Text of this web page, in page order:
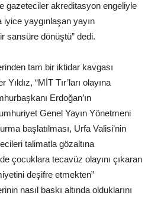
gazeteciler akreditasyon engeliyle
iyice yaygınlaşan yayın
sansüre dönüştü” dedi.
tam bir iktidar kavgası
“MİT Tır’ları olayına
Erdoğan’ın
Genel Yayın Yönetmeni
başlatılması, Urfa Valisi’nin
talimatla gözaltına
çocuklara tecavüz olayını çıkaran
deşifre etmekten”
nasıl baskı altında olduklarını